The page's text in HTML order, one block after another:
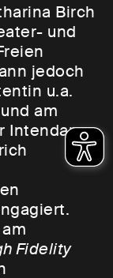
Birch
und
jedoch
u.a.
am
Intendanz
Fidelity